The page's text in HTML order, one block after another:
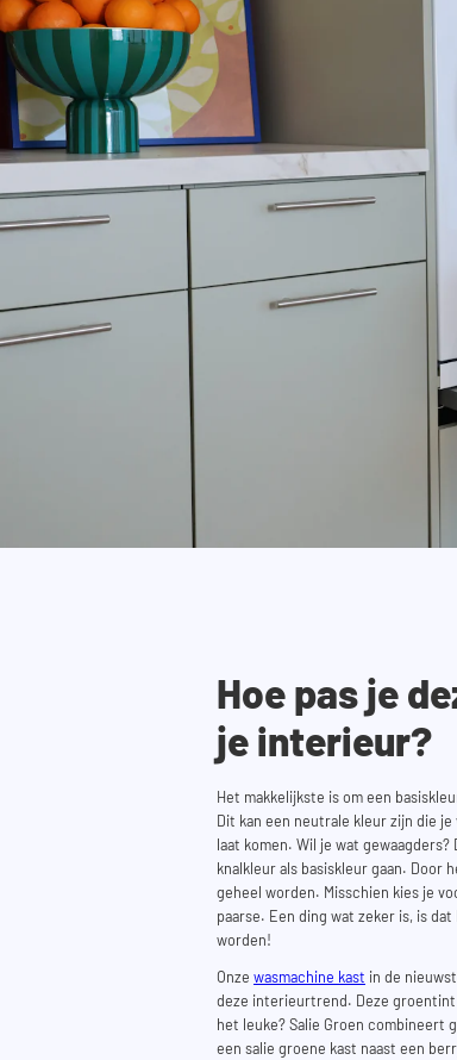
Hoe pas je
je interieur?
Het makkelijkste is om een
Dit kan een neutrale kleur zijn die
laat komen. Wil je wat
knalkleur als basiskleur gaan. Door
geheel worden. Misschien kies je
paarse. Een ding wat zeker is, is
worden!
Onze wasmachine kast in de
deze interieurtrend. Deze
het leuke? Salie Groen combineert
een salie groene kast naast een